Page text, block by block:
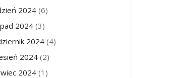
2024 (6)
2024(3)
2024(4)
2024(2)
2024 (1)